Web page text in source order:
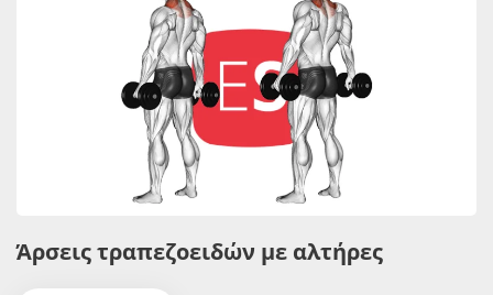
Άρσεις τραπεζοειδών με αλτήρες